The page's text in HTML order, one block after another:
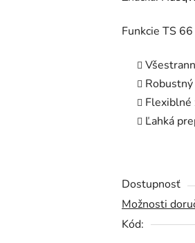
je
hviezdičiek.
Funkcie TS 66
Flexiblné
Ľahká
Dostupnosť
Možnosti
Kód: